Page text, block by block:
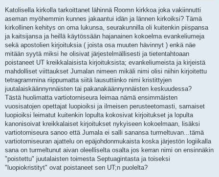
Katolisella kirkolla tarkoittanet lähinnä Roomn kirkkoa joka vakiinnutti
aseman myöhemmin kunnes jakaantui idän ja lännen kirkoiksi? Tämä
kirkollinen kehitys on oma lukunsa, seurakunnilla oli kuitenkin piispansa
ja kaitsijansa ja heillä käytössään hajanainen kokoelma evankeliumeja
sekä apostolien kirjoituksia ( joista osa muuten hävinnyt ) enkä näe
mitään syytä miksi he olisivat järjestelmällisesti ja tietentahtoaan
poistaneet UT kreikkalaisista kirjoituksista; evankeliumeista ja kirjeistä
mahdolliset viittaukset Jumalan nimeen mikäli nimi olisi niihin kirjoitettu
tetragrammina riippumatta siitä lausuttiinko nimi kristittyjen
juutalaiskäännynnäisten tai pakanakäännynnäisten keskuudessa?
Tästä huolimatta vartiotorniseura leimaa nämä ensimmäisten
vuosisatojen opettajat luopioiksi ja ilmeisen perusteetomasti, samaiset
luopioiksi leimatut kuitenkin lopulta kokosivat kirjoitukset ja lopulta
kanonisoivat kreikkalaiset kirjoitukset nykyiseen kokoelmaan, lisäksi
vartiotorniseura sanoo että Jumala ei salli sanansa turmeltuvan...tämä
vartiotorniseuran ajattelu on epäjohdonmukaista koska järjestön logiikalla
sana on turmeltunut aivan oleelliselta osalta jos kerran nimi on ensinnäkin
"poistettu" juutalaisten toimesta Septuagintasta ja toiseksi
"luopiokristityt" ovat poistaneet sen UT;n puolelta?